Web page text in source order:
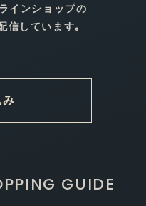
インショップの
信しています｡
GUIDE